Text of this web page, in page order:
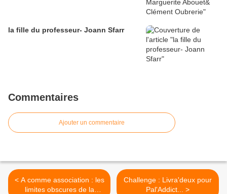
la fille du professeur- Joann Sfarr
Commentaires
Ajouter un commentaire
< A comme association : les
limites obscures de la
Challenge : Livra'deux pour
Pal'Addict... >